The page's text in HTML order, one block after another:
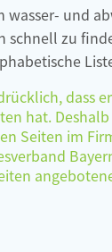
wasser- und
schnell zu
dass
hat.
Seiten im